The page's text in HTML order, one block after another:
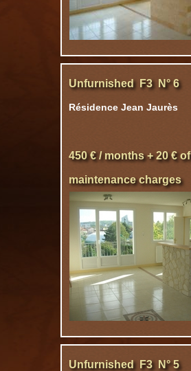
Unfurnished F3 N° 6
Résidence Jean Jaurès
450 € / months + 20 € of
maintenance charges
Unfurnished F3 N° 5